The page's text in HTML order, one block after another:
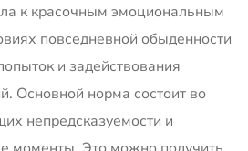
к красочным эмоциональным
повседневной обыденности
и задействования
Основной норма состоит во
непредсказуемости и